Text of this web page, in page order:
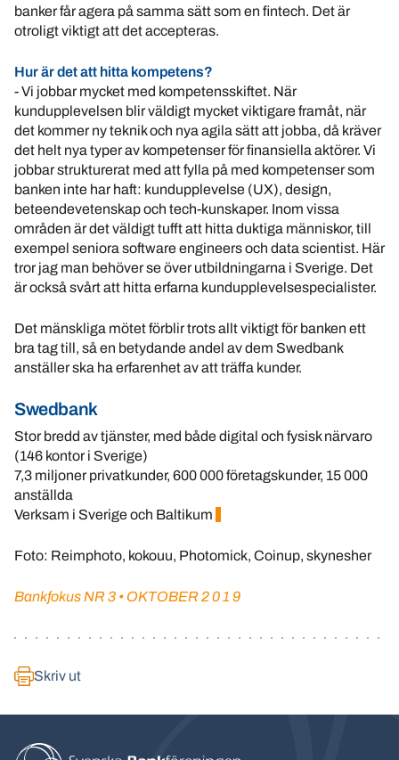
banker får agera på samma sätt som en fintech. Det är
otroligt viktigt att det accepteras.
Hur är det att hitta kompetens?
- Vi jobbar mycket med kompetensskiftet. När
kundupplevelsen blir väldigt mycket viktigare framåt, när
det kommer ny teknik och nya agila sätt att jobba, då kräver
det helt nya typer av kompetenser för finansiella aktörer. Vi
jobbar strukturerat med att fylla på med kompetenser som
banken inte har haft: kundupplevelse (UX), design,
beteendevetenskap och tech-kunskaper. Inom vissa
områden är det väldigt tufft att hitta duktiga människor, till
exempel seniora software engineers och data scientist. Här
tror jag man behöver se över utbildningarna i Sverige. Det
är också svårt att hitta erfarna kundupplevelsespecialister.
Det mänskliga mötet förblir trots allt viktigt för banken ett
bra tag till, så en betydande andel av dem Swedbank
anställer ska ha erfarenhet av att träffa kunder.
Swedbank
Stor bredd av tjänster, med både digital och fysisk närvaro
(146 kontor i Sverige)
7,3 miljoner privatkunder, 600 000 företagskunder, 15 000
anställda
Verksam i Sverige och Baltikum
Foto: Reimphoto, kokouu, Photomick, Coinup, skynesher
Bankfokus NR 3 • OKTOBER 2 0 1 9
Skriv ut